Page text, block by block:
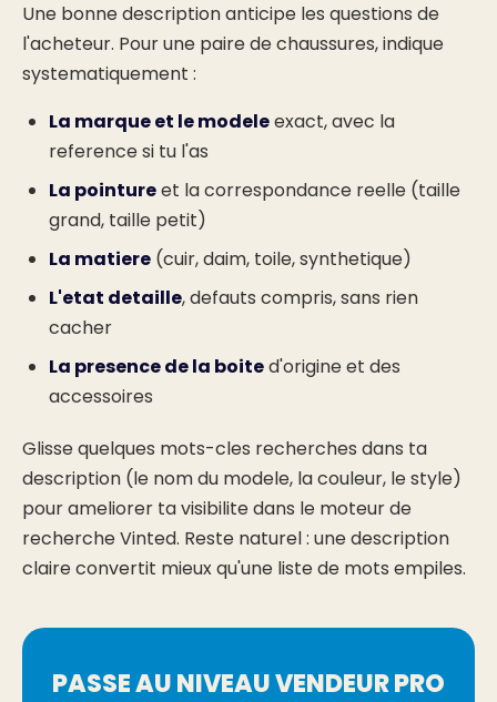
Une bonne description anticipe les questions de
l'acheteur. Pour une paire de chaussures, indique
systematiquement :
La marque et le modeleexact, avec la
reference si tu l'as
La pointureet la correspondance reelle (taille
grand, taille petit)
La matiere (cuir, daim, toile, synthetique)
L'etat detaille, defauts compris, sans rien
cacher
La presence de la boited'origine et des
accessoires
Glisse quelques mots-cles recherches dans ta
description (le nom du modele, la couleur, le style)
pour ameliorer ta visibilite dans le moteur de
recherche Vinted. Reste naturel : une description
claire convertit mieux qu'une liste de mots empiles.
PASSE AU NIVEAU VENDEUR PRO